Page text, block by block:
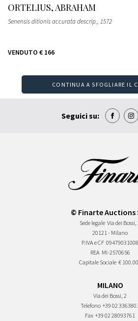
ORTELIUS, ABRAHAM
Senensis ditionis accurata descrip., 1572
VENDUTO € 166
CONTINUA A SFOGLIARE IL
Seguici su:
© Finarte Auctions
Sede legale Via dei Bossi,
20121 - Milano
P.IVA e CF 09479031008
REA MI-2570656
Capitale Sociale €
MILANO
Via dei Bossi, 2
Telefono +39 02
Fax +39 02 28093761